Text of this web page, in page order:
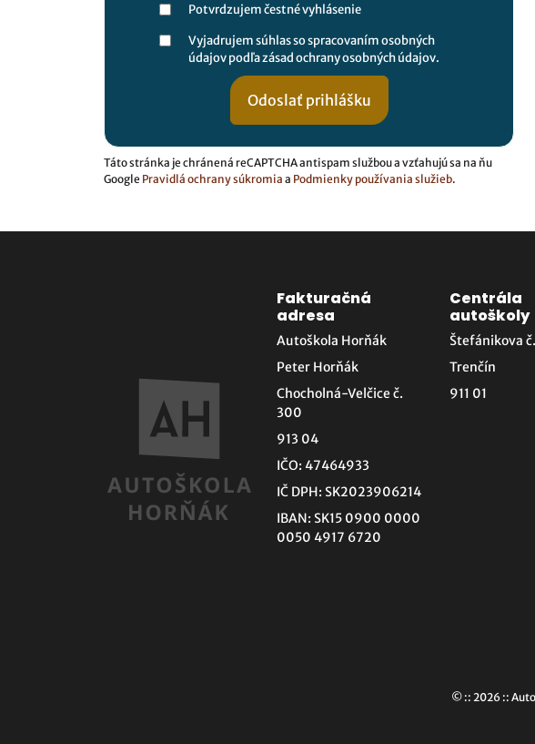
Potvrdzujem čestné vyhlásenie
Vyjadrujem súhlas so spracovaním osobných
údajov podľa zásad ochrany osobných údajov.
Táto stránka je chránená reCAPTCHA antispam službou a vzťahujú sa na ňu
Google Pravidlá ochrany súkromia a Podmienky používania služieb.
Fakturačná
adresa
Autoškola Horňák
Peter Horňák
Chocholná-Velčice č.
300
913 04
IČO: 47464933
IČ DPH: SK2023906214
IBAN: SK15 0900 0000
0050 4917 6720
Centrála
autoškoly
Štefánikova
Trenčín
911 01
© :: 2026 ::